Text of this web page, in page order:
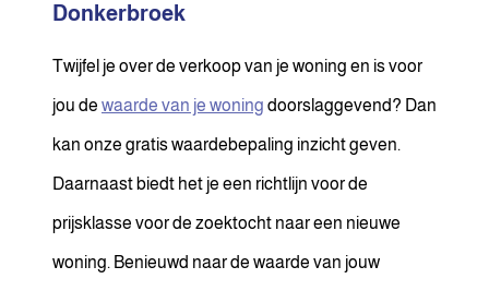
Donkerbroek
Twijfel je over de verkoop van je woning en is voor
jou de waarde van je woning doorslaggevend? Dan
kan onze gratis waardebepaling inzicht geven.
Daarnaast biedt het je een richtlijn voor de
prijsklasse voor de zoektocht naar een nieuwe
woning. Benieuwd naar de waarde van jouw